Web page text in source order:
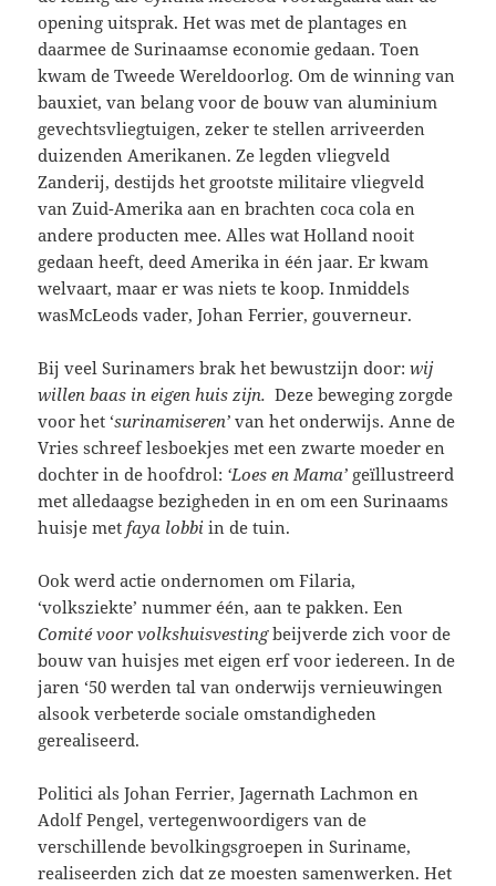
opening uitsprak. Het was met de plantages en
daarmee de Surinaamse economie gedaan. Toen
kwam de Tweede Wereldoorlog. Om de winning van
bauxiet, van belang voor de bouw van aluminium
gevechtsvliegtuigen, zeker te stellen arriveerden
duizenden Amerikanen. Ze legden vliegveld
Zanderij, destijds het grootste militaire vliegveld
van Zuid-Amerika aan en brachten coca cola en
andere producten mee. Alles wat Holland nooit
gedaan heeft, deed Amerika in één jaar. Er kwam
welvaart, maar er was niets te koop. Inmiddels
wasMcLeods vader, Johan Ferrier, gouverneur.
Bij veel Surinamers brak het bewustzijn door:wij
willen baas in eigen huis zijn.Deze beweging zorgde
voor het ‘surinamiseren’ van het onderwijs. Anne de
Vries schreef lesboekjes met een zwarte moeder en
dochter in de hoofdrol: ‘Loes en Mama’ geïllustreerd
met alledaagse bezigheden in en om een Surinaams
huisje met faya lobbi in de tuin.
Ook werd actie ondernomen om Filaria,
‘volksziekte’ nummer één, aan te pakken. Een
Comité voor volkshuisvestingbeijverde zich voor de
bouw van huisjes met eigen erf voor iedereen. In de
jaren ‘50 werden tal van onderwijs vernieuwingen
alsook verbeterde sociale omstandigheden
gerealiseerd.
Politici als Johan Ferrier, Jagernath Lachmon en
Adolf Pengel, vertegenwoordigers van de
verschillende bevolkingsgroepen in Suriname,
realiseerden zich dat ze moesten samenwerken. Het